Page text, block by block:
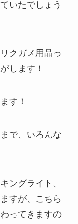
いたでしょう
クガメ用品っ
します！
す！
で、いろんな
ングライト、
すが、こちら
ってきますの